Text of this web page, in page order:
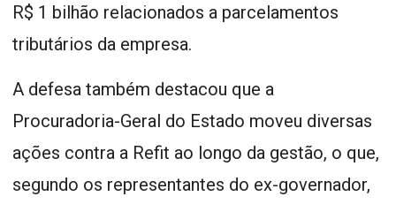
R$ 1 bilhão relacionados a parcelamentos
tributários da empresa.
A defesa também destacou que a
Procuradoria-Geral do Estado moveu diversas
ações contra a Refit ao longo da gestão, o que,
segundo os representantes do ex-governador,